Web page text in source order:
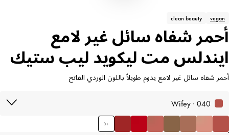
vegan
clean beauty
أحمر شفاه سائل غير لامع
ايندلس مت ليكويد ليب ستيك
أحمر شفاه سائل غير لامع يدوم طويلاً باللون الوردي الفاتح
040 · Wifey
+
5